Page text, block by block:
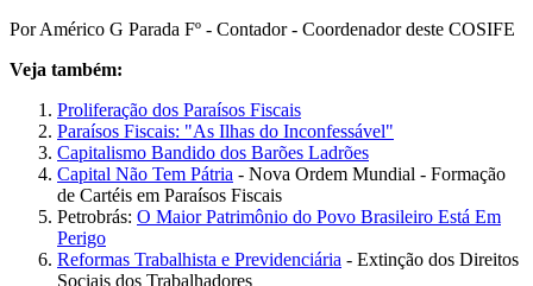
Por Américo G Parada Fº - Contador - Coordenador deste COSIFE
Veja também:
Proliferação dos Paraísos Fiscais
Paraísos Fiscais: "As Ilhas do Inconfessável"
Capitalismo Bandido dos Barões Ladrões
Capital Não Tem Pátria - Nova Ordem Mundial - Formação
de Cartéis em Paraísos Fiscais
Petrobrás: O Maior Patrimônio do Povo Brasileiro Está Em
Perigo
Reformas Trabalhista e Previdenciária - Extinção dos Direitos
Sociais dos Trabalhadores